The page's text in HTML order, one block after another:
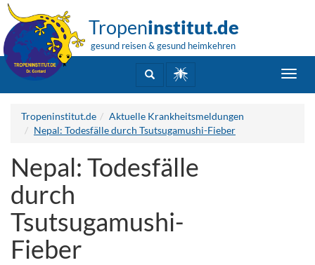
Tropeninstitut.de
gesund reisen & gesund heimkehren
Tropeninstitut.de
Aktuelle Krankheitsmeldungen
Nepal: Todesfälle durch Tsutsugamushi-Fieber
Nepal: Todesfälle
durch
Tsutsugamushi-
Fieber